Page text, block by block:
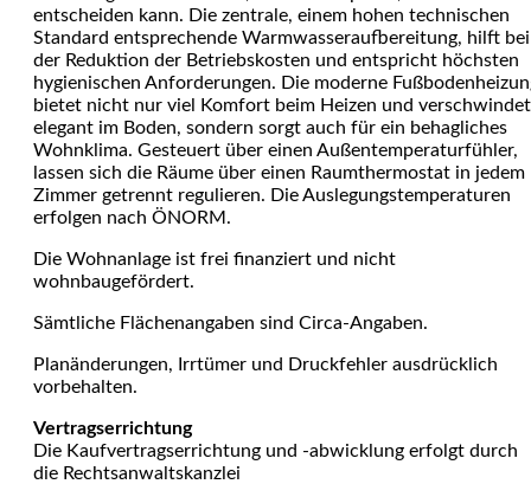
entscheiden kann. Die zentrale, einem hohen technischen
Standard entsprechende Warmwasseraufbereitung, hilft bei
der Reduktion der Betriebskosten und entspricht höchsten
hygienischen Anforderungen. Die moderne
bietet nicht nur viel Komfort beim Heizen und verschwindet
elegant im Boden, sondern sorgt auch für ein behagliches
Wohnklima. Gesteuert über einen Außentemperaturfühler,
lassen sich die Räume über einen Raumthermostat in jedem
Zimmer getrennt regulieren. Die Auslegungstemperaturen
erfolgen nach ÖNORM.
Die Wohnanlage ist frei finanziert und nicht
wohnbaugefördert.
Sämtliche Flächenangaben sind Circa-Angaben.
Planänderungen, Irrtümer und Druckfehler ausdrücklich
vorbehalten.
Vertragserrichtung
Die Kaufvertragserrichtung und -abwicklung erfolgt durch
die Rechtsanwaltskanzlei